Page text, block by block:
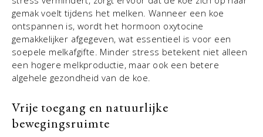
gemak voelt tijdens het melken. Wanneer een koe
ontspannen is, wordt het hormoon oxytocine
gemakkelijker afgegeven, wat essentieel is voor een
soepele melkafgifte. Minder stress betekent niet alleen
een hogere melkproductie, maar ook een betere
algehele gezondheid van de koe.
Vrije toegang en natuurlijke
bewegingsruimte